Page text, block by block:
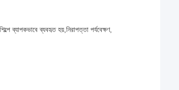
ব্যাপকভাবে ব্যবহৃত হয়,নিরাপত্তা পর্যবেক্ষণ,